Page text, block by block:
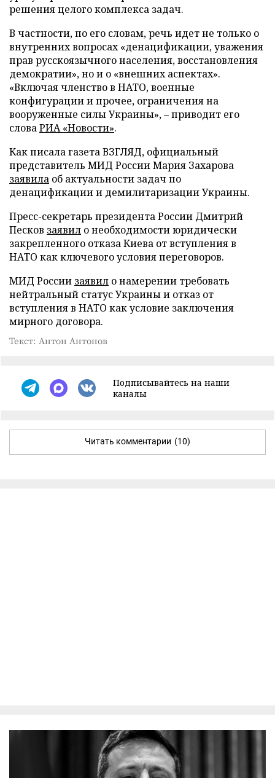
решения целого комплекса задач.
В частности, по его словам, речь идет не только о
внутренних вопросах «денацификации, уважения
прав русскоязычного населения, восстановления
демократии», но и о «внешних аспектах».
«Включая членство в НАТО, военные
конфигурации и прочее, ограничения на
вооруженные силы Украины», – приводит его
словаРИА «Новости».
Как писала газета ВЗГЛЯД, официальный
представитель МИД России Мария Захарова
заявила об актуальности задач по
денацификации и демилитаризации Украины.
Пресс-секретарь президента России Дмитрий
Песков заявил о необходимости юридически
закрепленного отказа Киева от вступления в
НАТО как ключевого условия переговоров.
МИД России заявил о намерении требовать
нейтральный статус Украины и отказ от
вступления в НАТО как условие заключения
мирного договора.
Текст: Антон Антонов
Подписывайтесь на наши
каналы
Читать комментарии (10)